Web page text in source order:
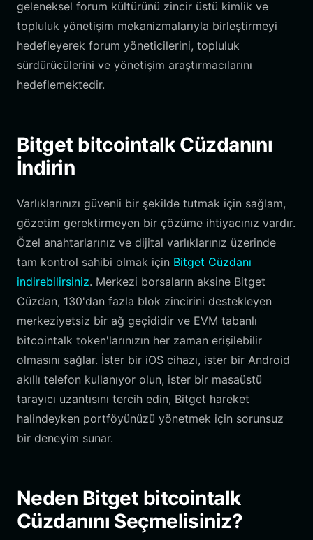
geleneksel forum kültürünü zincir üstü kimlik ve
topluluk yönetişim mekanizmalarıyla birleştirmeyi
hedefleyerek forum yöneticilerini, topluluk
sürdürücülerini ve yönetişim araştırmacılarını
hedeflemektedir.
Bitget bitcointalk Cüzdanını
İndirin
Varlıklarınızı güvenli bir şekilde tutmak için sağlam,
gözetim gerektirmeyen bir çözüme ihtiyacınız vardır.
Özel anahtarlarınız ve dijital varlıklarınız üzerinde
tam kontrol sahibi olmak için Bitget Cüzdanı
indirebilirsiniz. Merkezi borsaların aksine Bitget
Cüzdan, 130'dan fazla blok zincirini destekleyen
merkeziyetsiz bir ağ geçididir ve EVM tabanlı
bitcointalk token'larınızın her zaman erişilebilir
olmasını sağlar. İster bir iOS cihazı, ister bir Android
akıllı telefon kullanıyor olun, ister bir masaüstü
tarayıcı uzantısını tercih edin, Bitget hareket
halindeyken portföyünüzü yönetmek için sorunsuz
bir deneyim sunar.
Neden Bitget bitcointalk
Cüzdanını Seçmelisiniz?